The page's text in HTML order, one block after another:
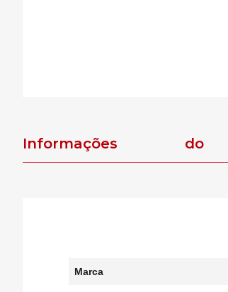
Informações do
Marca